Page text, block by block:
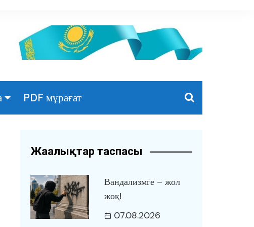
PDF мұрағат
Жаңалықтар таспасы
Вандализмге – жол
жоқ!
07.08.2026